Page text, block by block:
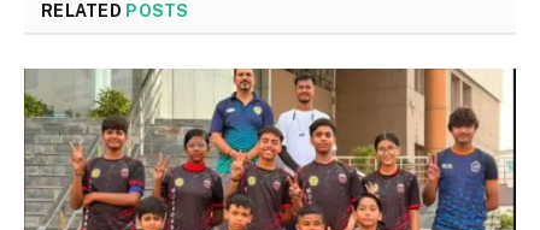
RELATED POSTS